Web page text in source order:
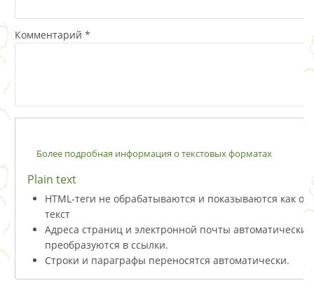
Комментарий *
Более подробная информация о текстовых форматах
Plain text
HTML-теги не обрабатываются и показываются как
текст
Адреса страниц и электронной почты автоматически
преобразуются в ссылки.
Строки и параграфы переносятся автоматически.